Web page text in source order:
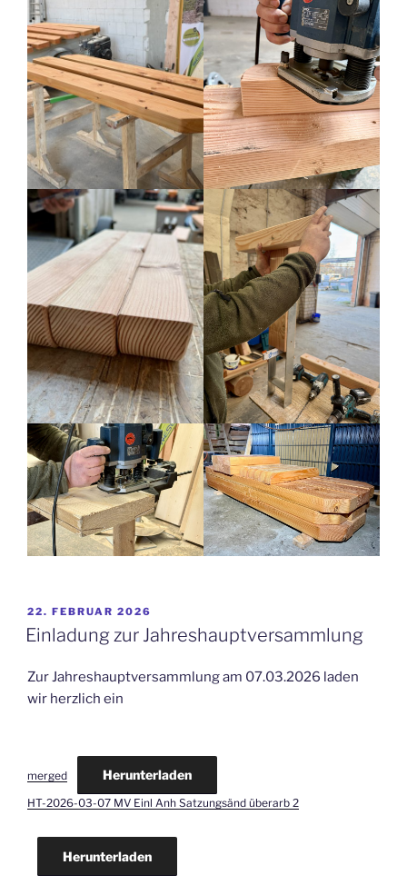
VERÖFFENTLICHT
AM
22. FEBRUAR 2026
Einladung zur Jahreshauptversammlung
Zur Jahreshauptversammlung am 07.03.2026 laden
wir herzlich ein
merged Herunterladen
HT-2026-03-07 MV Einl Anh Satzungsänd überarb 2
Herunterladen